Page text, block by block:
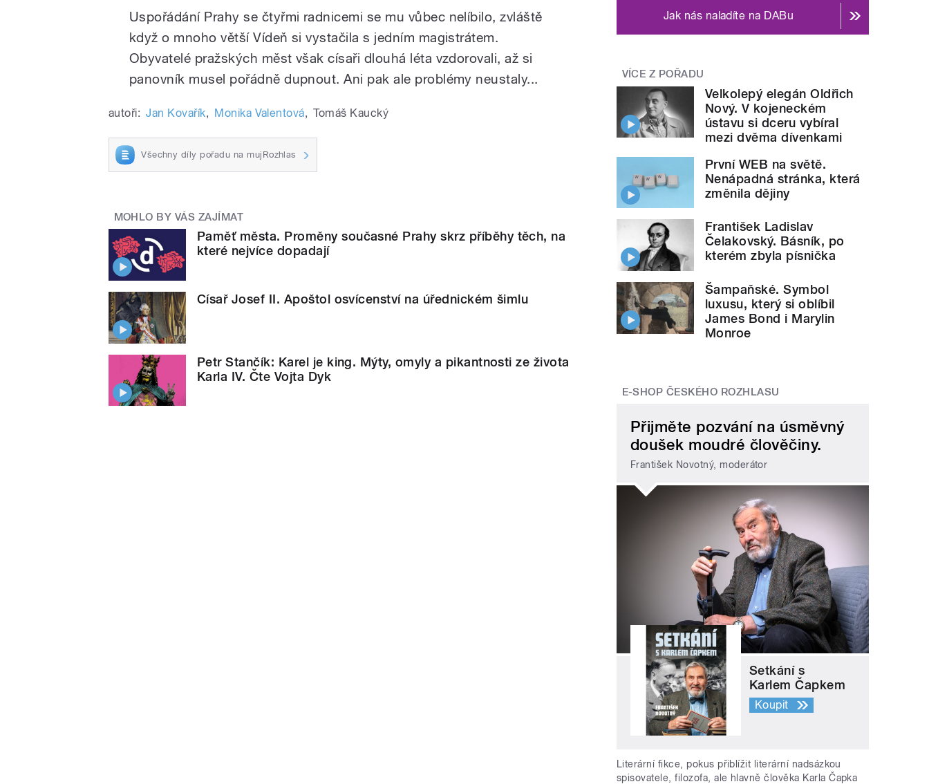
Uspořádání Prahy se čtyřmi radnicemi se mu vůbec nelíbilo, zvláště
když o mnoho větší Vídeň si vystačila s jedním magistrátem.
Obyvatelé pražských měst však císaři dlouhá léta vzdorovali, až si
panovník musel pořádně dupnout. Ani pak ale problémy neustaly...
autoři: Jan Kovařík, Monika Valentová, Tomáš Kaucký
Všechny díly pořadu na mujRozhlas
MOHLO BY VÁS ZAJÍMAT
Paměť města. Proměny současné Prahy skrz příběhy těch, na
které nejvíce dopadají
Císař Josef II. Apoštol osvícenství na úřednickém šimlu
Petr Stančík: Karel je king. Mýty, omyly a pikantnosti ze života
Karla IV. Čte Vojta Dyk
Jak nás naladíte na DABu
VÍCE Z POŘADU
Velkolepý elegán Oldřich
Nový. V kojeneckém
ústavu si dceru vybíral
mezi dvěma dívenkami
První WEB na světě.
Nenápadná stránka, která
změnila dějiny
František Ladislav
Čelakovský. Básník, po
kterém zbyla písnička
Šampaňské. Symbol
luxusu, který si oblíbil
James Bond i Marylin
Monroe
E-SHOP ČESKÉHO ROZHLASU
Přijměte pozvání na úsměvný
doušek moudré člověčiny.
František Novotný, moderátor
Setkání s
Karlem Čapkem
Koupit
Literární fikce, pokus přiblížit literární nadsázkou
spisovatele, filozofa, ale hlavně člověka Karla Čapka